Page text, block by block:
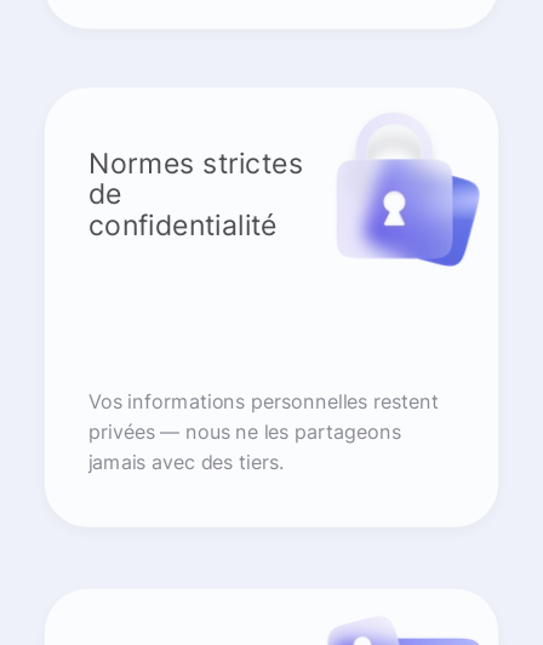
Normes strictes
de
confidentialité
Vos informations personnelles restent
privées — nous ne les partageons
jamais avec des tiers.